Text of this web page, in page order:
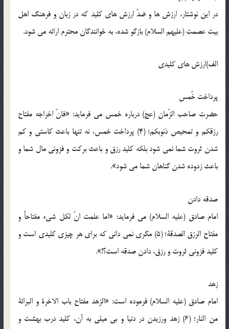
در این نوشتار، ارزش ها و ضدّ ارزش های کلید که در زبان و فرهنگ اهل
بیت عصمت (علیهم السلام) بازگو شده، به خوانندگان محترم ارائه می شود.
الف)ارزش های کلیدی
پرداخت خُمس
حضرت صاحب الزّمان (عج) درباره خمس می فرماید: «فانّ اخراجه مفتاح
رزقکم و تمحیص ذنوبکم؛ (4) پرداخت خمس، نه تنها باعث کاستی و کم
شدن ثروت شما نمی شود بلکه کلید رزق و باعث برکت و فزونی مال شما و
باعث زدوده شدن گناهان شما می شود».
صدقه دادن
امام صادق (علیه السلام) می فرماید: «اما علمت انّ لکل شیء مفتاحاً و
مفتاح الرزق الصدقة؛ (5) مگری نمی دانی که برای هر چیزی کلیدی است و
کلید فزونی ثروت و رزق، دادن صدقه است؟!».
زهد
امام صادق (علیه السلام) فرموده است: «الزهد مفتاح باب الاخرة و البرائة
من النار؛ (6) زهد ورزیدن در دنیا و بی میلی به آن، کلید درب بهشت و